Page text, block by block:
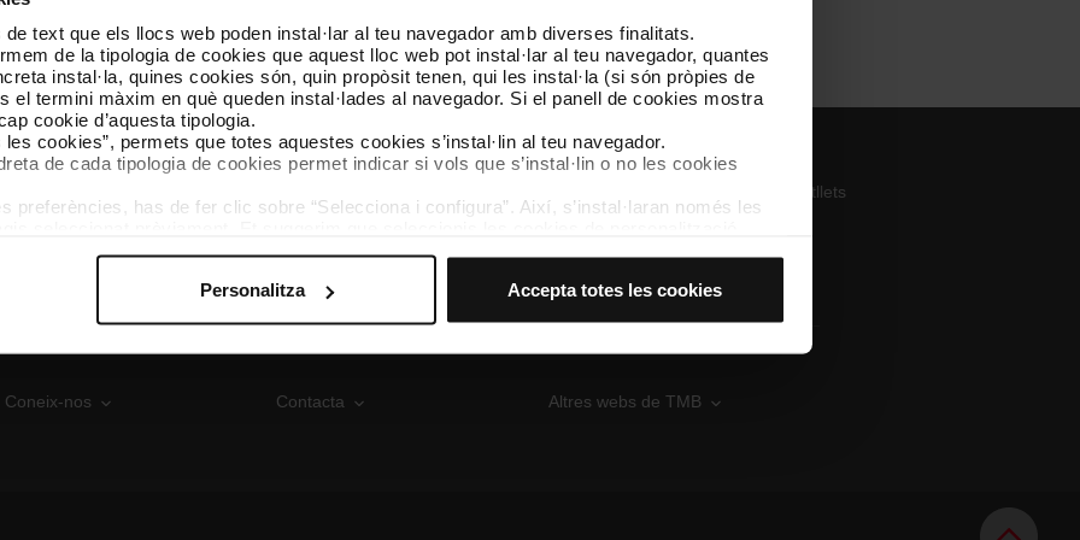
text que els llocs web poden instal·lar al teu navegador amb diverses finalitats.
de la tipologia de cookies que aquest lloc web pot instal·lar al teu navegador, quantes
instal·la, quines cookies són, quin propòsit tenen, qui les instal·la (si són pròpies de
el termini màxim en què queden instal·lades al navegador. Si el panell de cookies mostra
cookie d’aquesta tipologia.
les cookies”, permets que totes aquestes cookies s’instal·lin al teu navegador.
de cada tipologia de cookies permet indicar si vols que s’instal·lin o no les cookies
preferències, has de fer clic sobre “Selecciona i configura”. Així, s’instal·laran només les
teves opcions de navegació (com ara l’idioma) i milloren la teva experiència d’usuari.
pots consultar la nostraPolítica de cookies
Personalitza Accepta totes les cookies
Articles sobre el metro automàtic a TMB Notícies
Segueix-nos
TMB App
Descarrega’t TMB App i compra els teus bitllets
Coneix-nos Contacta Altres webs de TMB